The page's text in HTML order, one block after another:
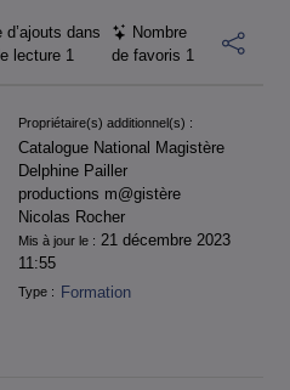
d’ajouts dans
lecture 1
Nombre
de favoris 1
Propriétaire(s) additionnel(s) :
Catalogue National Magistère
Delphine Pailler
productions m@gistère
Nicolas Rocher
Mis à jour le : 21 décembre 2023
11:55
Type : Formation